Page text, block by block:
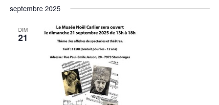
date.
septembre 2025
DIM
21